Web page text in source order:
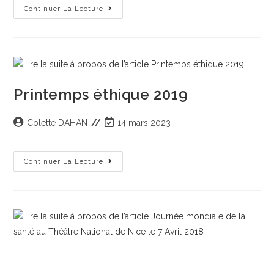
Continuer La Lecture
Printemps éthique 2019
Colette DAHAN 14 mars 2023
Continuer La Lecture